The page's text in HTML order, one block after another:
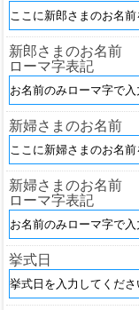
新郎さまのお名前
ローマ字表記
新婦さまのお名前
新婦さまのお名前
ローマ字表記
挙式日